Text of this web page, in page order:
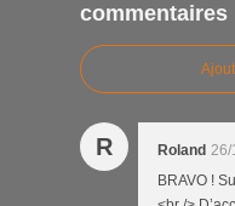
commentaires
R Roland 26/
BRAVO !